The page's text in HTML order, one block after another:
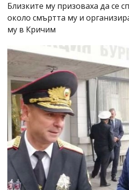
Близките му призоваха да се
около смъртта му и
му в Кричим